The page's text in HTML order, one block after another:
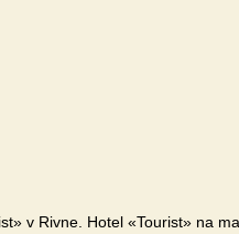
v Rivne. Hotel «Tourist» na